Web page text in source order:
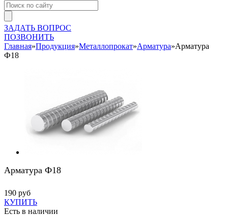
ЗАДАТЬ ВОПРОС
ПОЗВОНИТЬ
Главная»Продукция»Металлопрокат»Арматура»Арматура
Ф18
Арматура Ф18
190 руб
КУПИТЬ
Есть в наличии